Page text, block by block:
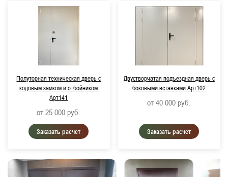
Полуторная техническая дверь с
кодовым замком и отбойником
Арт141
от 25 000 руб.
Заказать расчет
Двустворчатая подъездная дверь с
боковыми вставками Арт102
от 40 000 руб.
Заказать расчет